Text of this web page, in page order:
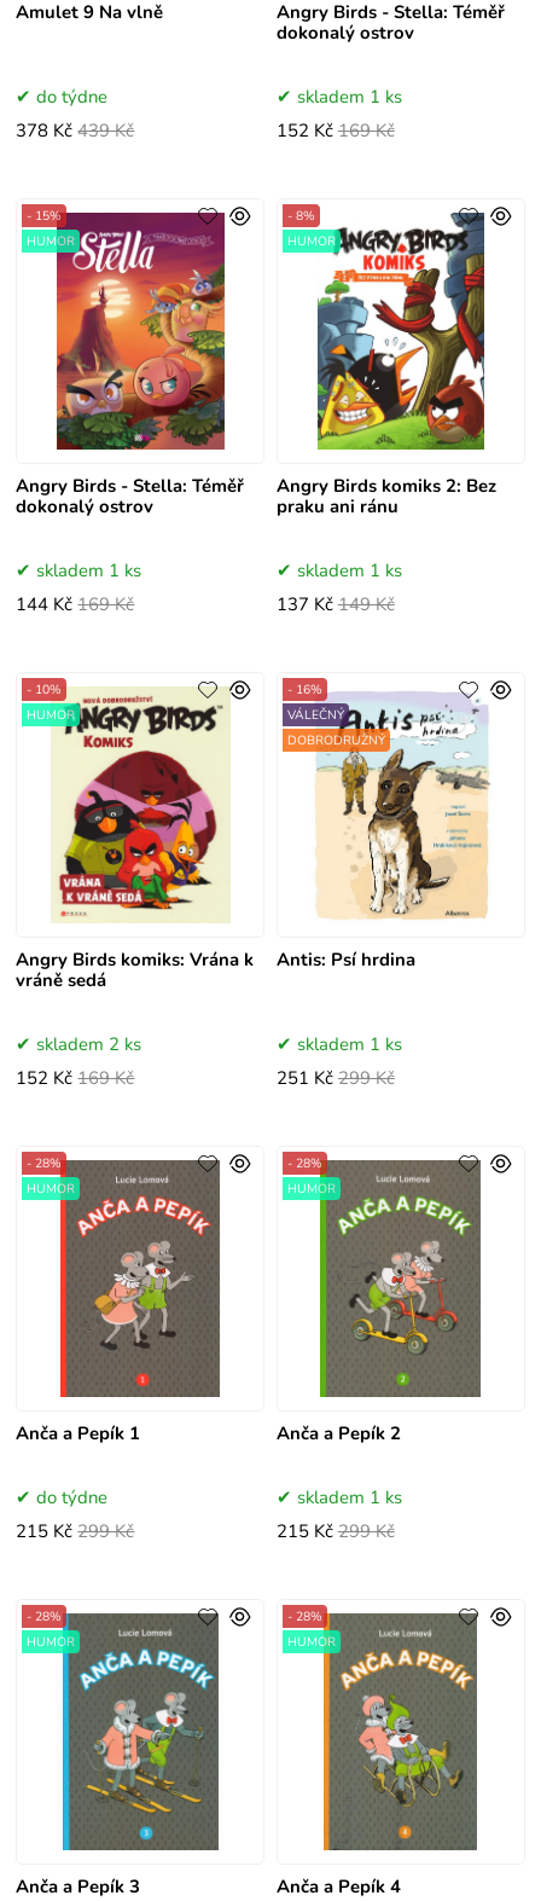
Amulet 9 Na vlně
do týdne
378 Kč 439 Kč
Angry Birds - Stella: Téměř
dokonalý ostrov
skladem 1 ks
152 Kč 169 Kč
Angry Birds - Stella: Téměř
dokonalý ostrov
- 15%
HUMOR
skladem 1 ks
144 Kč 169 Kč
Angry Birds komiks 2: Bez
praku ani ránu
- 8%
HUMOR
skladem 1 ks
137 Kč 149 Kč
Angry Birds komiks: Vrána k
vráně sedá
- 10%
HUMOR
skladem 2 ks
152 Kč 169 Kč
Antis: Psí hrdina
- 16%
VÁLEČNÝ
DOBRODRUŽNÝ
skladem 1 ks
251 Kč 299 Kč
Anča a Pepík 1
- 28%
HUMOR
do týdne
215 Kč 299 Kč
Anča a Pepík 2
- 28%
HUMOR
skladem 1 ks
215 Kč 299 Kč
Anča a Pepík 3
- 28%
HUMOR
Anča a Pepík 4
- 28%
HUMOR